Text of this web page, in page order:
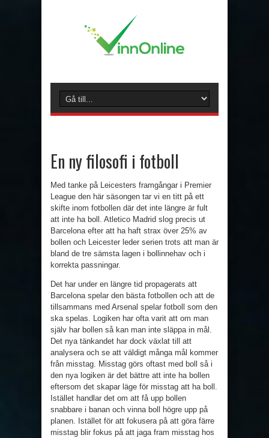
En ny filosofi i fotboll
Med tanke på Leicesters framgångar i Premier
League den här säsongen tar vi en titt på ett
skifte inom fotbollen där det inte längre är fult
att inte ha boll. Atletico Madrid slog precis ut
Barcelona efter att ha haft strax över 25% av
bollen och Leicester leder serien trots att man är
bland de tre sämsta lagen i bollinnehav och i
korrekta passningar.
Det har under en längre tid propagerats att
Barcelona spelar den bästa fotbollen och att de
tillsammans med Arsenal spelar fotboll som den
ska spelas. Logiken har ofta varit att om man
själv har bollen så kan man inte släppa in mål.
Det nya tänkandet har dock växlat till att
analysera och se att väldigt många mål kommer
från misstag. Misstag görs oftast med boll så i
den nya logiken är det bättre att inte ha bollen
eftersom det skapar läge för misstag att ha boll.
Istället handlar det om att få upp bollen
snabbare i banan och vinna boll högre upp på
planen. Istället för att fokusera på att göra färre
misstag blir fokus på att jaga fram misstag hos